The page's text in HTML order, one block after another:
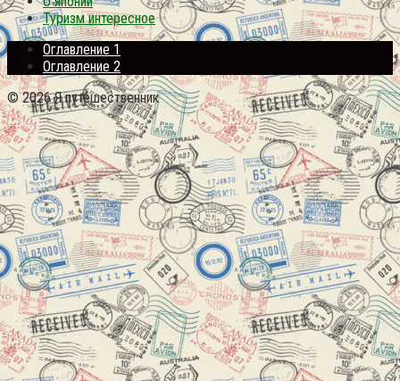
Туризм интересное
Оглавление 1
Оглавление 2
© 2026 Я путешественник